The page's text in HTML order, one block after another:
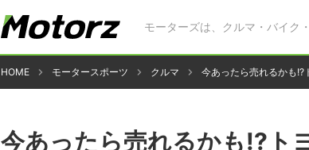
モーターズは、クルマ・バイク
HOME モータースポーツ クルマ 今あったら売れるかも!?
今あったら売れるかも!?ト